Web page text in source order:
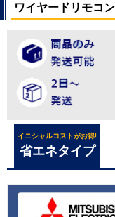
ワイヤードリモコ
イニシャルコストがお得!
省エネタイプ